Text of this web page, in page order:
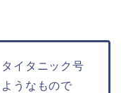
イタニック号
うなもので